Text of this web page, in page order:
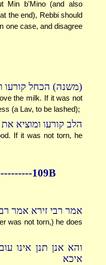
Min b'Mino (and also
the end), Rebbi should
one case, and disagree
(משנה) הכחל קורעו
the milk. If it was not
(a Lav, to be lashed);
הלב קורעו ומוציא
If it was not torn, he
109B
אמר רבי זירא אמר רב
was not torn,) he does
והא אנן תנן אינו
איכא